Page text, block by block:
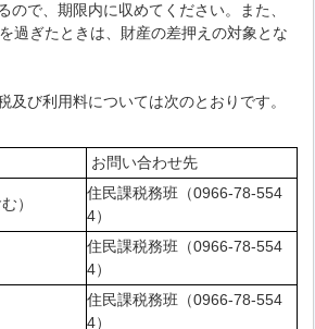
ので、期限内に収めてください。また、
過ぎたときは、財産の差押えの対象とな
び利用料については次のとおりです。
お問い合わせ先
含む）
住民課税務班（0966-78-554
4）
住民課税務班（0966-78-554
4）
住民課税務班（0966-78-554
4）